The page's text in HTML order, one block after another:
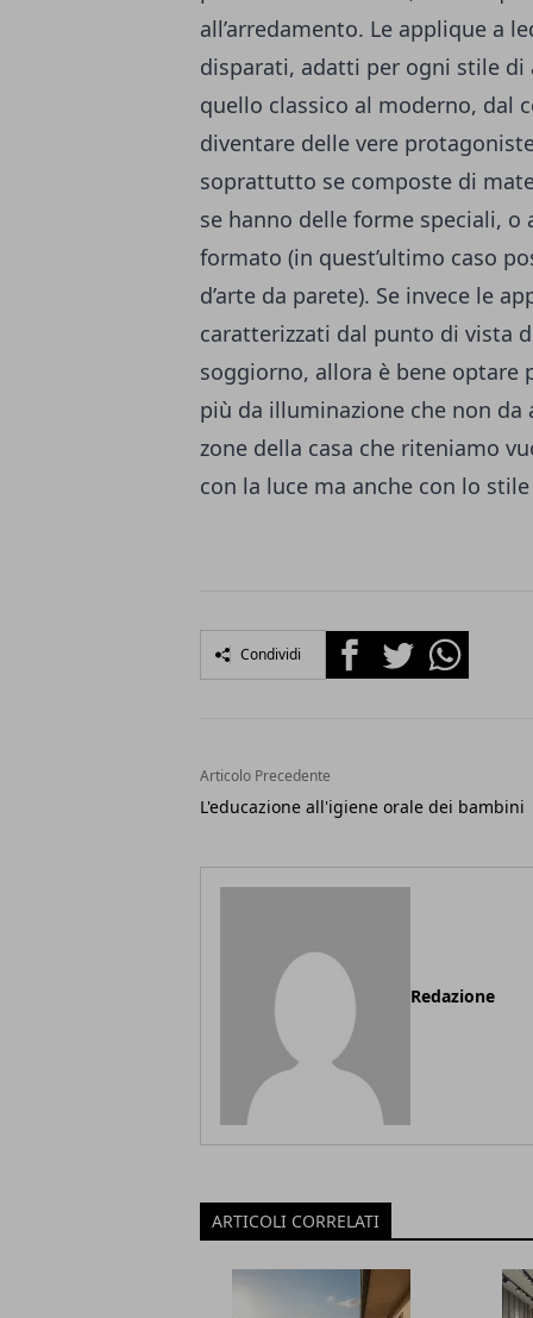
all’arredamento. Le applique a
disparati, adatti per ogni stile
quello classico al moderno, dal
diventare delle vere
soprattutto se composte di
se hanno delle forme speciali,
formato (in quest’ultimo caso
d’arte da parete). Se invece le
caratterizzati dal punto di vista
soggiorno, allora è bene optare
più da illuminazione che non da
zone della casa che riteniamo
con la luce ma anche con lo
Condividi FacebookTwitterWhatsapp
Articolo Precedente
L'educazione all'igiene orale dei bambini
Redazione
ARTICOLI CORRELATI